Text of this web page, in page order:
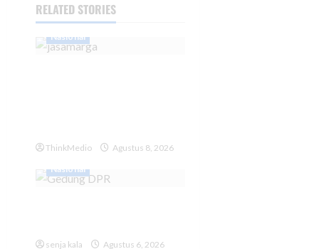
RELATED STORIES
Nasional
ThinkMedio
Agustus 8, 2026
Nasional
senja kala Agustus 6, 2026